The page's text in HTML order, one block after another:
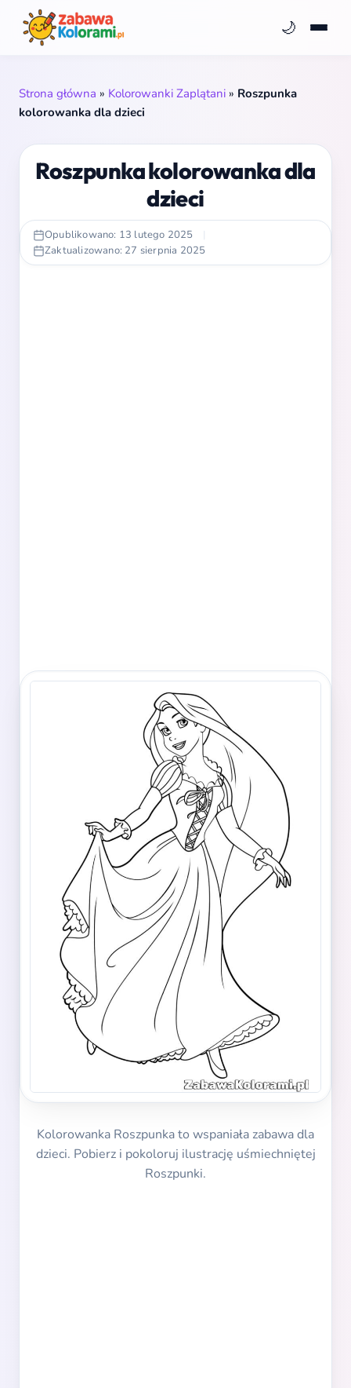
🌙
Strona główna » Kolorowanki Zaplątani » Roszpunka
kolorowanka dla dzieci
Roszpunka kolorowanka dla
dzieci
Opublikowano: 13 lutego 2025
|
Zaktualizowano: 27 sierpnia 2025
Kolorowanka Roszpunka to wspaniała zabawa dla
dzieci. Pobierz i pokoloruj ilustrację uśmiechniętej
Roszpunki.